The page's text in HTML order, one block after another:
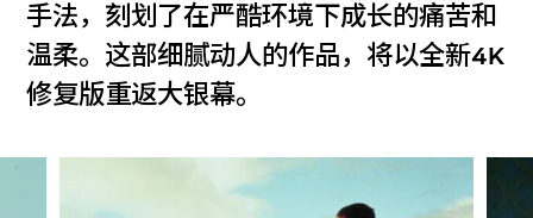
手法，刻划了在严酷环境下成长的痛苦和
温柔。这部细腻动人的作品，将以全新4K
修复版重返大银幕。